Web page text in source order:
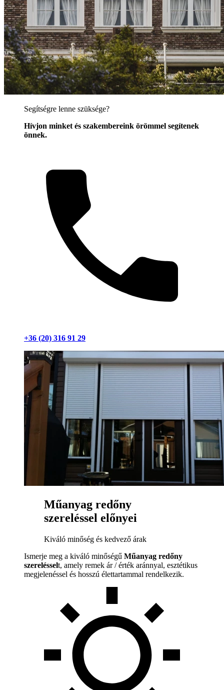
Segítségre lenne szüksége?
Hívjon minket és szakembereink örömmel segítenek
önnek.
+36 (20) 316 91 29
Műanyag redőny
szereléssel előnyei
Kiváló minőség és kedvező árak
Ismerje meg a kiváló minőségű Műanyag redőny
szerelésselt, amely remek ár / érték aránnyal, esztétikus
megjelenéssel és hosszú élettartammal rendelkezik.